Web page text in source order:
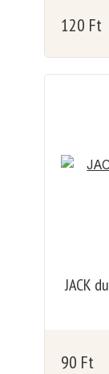
120 Ft
JACK
90 Ft